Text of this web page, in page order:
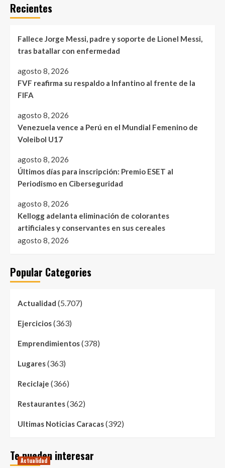
Recientes
Fallece Jorge Messi, padre y soporte de Lionel Messi,
tras batallar con enfermedad
agosto 8, 2026
FVF reafirma su respaldo a Infantino al frente de la
FIFA
agosto 8, 2026
Venezuela vence a Perú en el Mundial Femenino de
Voleibol U17
agosto 8, 2026
Últimos días para inscripción: Premio ESET al
Periodismo en Ciberseguridad
agosto 8, 2026
Kellogg adelanta eliminación de colorantes
artificiales y conservantes en sus cereales
agosto 8, 2026
Popular Categories
Actualidad (5.707)
Ejercicios(363)
Emprendimientos(378)
Lugares(363)
Reciclaje (366)
Restaurantes(362)
Ultimas Noticias Caracas(392)
Te pueden interesar
Actualidad